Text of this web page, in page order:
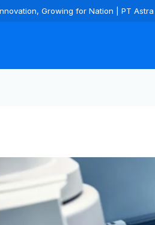
Growing for Nation | PT